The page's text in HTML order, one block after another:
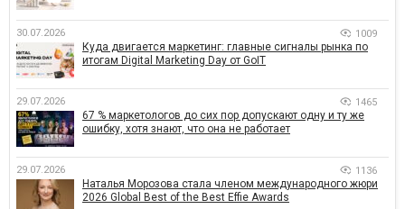
30.07.2026 1009
Куда двигается маркетинг: главные сигналы рынка по
итогам Digital Marketing Day от GoIT
29.07.2026 1465
67 % маркетологов до сих пор допускают одну и ту же
ошибку, хотя знают, что она не работает
29.07.2026 1136
Наталья Морозова стала членом международного жюри
2026 Global Best of the Best Effie Awards